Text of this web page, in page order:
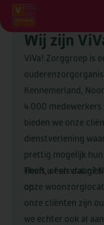
HOME
LEDENSERVICE
ONS AANBOD
AANVRAGEN
ZORG &
OVER
ZORG BIJ U
BEGELEIDING
TIJDELIJK
LOCATIES
OVER VIVA!
ORGANISATIE &
CONTACT
Wij zijn
ViVa! Zorggroep is
Kennemerland,
4.000
bieden we onze
dienstverlening
prettig mogelijk
Thuis, of als dat
onze
onze cliënten zijn
we echter ook al
Heeft u een vraag?
op.